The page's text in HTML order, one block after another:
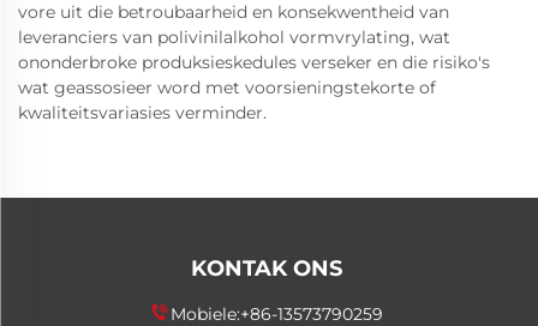
vore uit die betroubaarheid en konsekwentheid van
leveranciers van polivinilalkohol vormvrylating, wat
ononderbroke produksieskedules verseker en die risiko's
wat geassosieer word met voorsieningstekorte of
kwaliteitsvariasies verminder.
KONTAK ONS
Mobiele:+86-13573790259